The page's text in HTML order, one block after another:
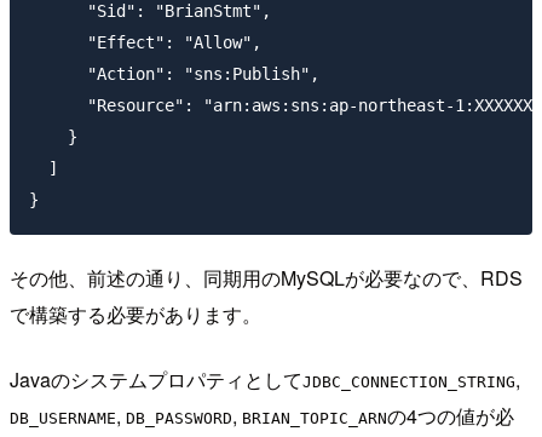
      "Sid": "BrianStmt",
      "Effect": "Allow",
      "Action": "sns:Publish",
"Resource": "arn:aws:sns:ap-northeast-
    }
  ]
その他、前述の通り、同期用のMySQLが必要なので、RDS
で構築する必要があります。
JavaのシステムプロパティとしてJDBC_CONNECTION_STRING,
DB_USERNAME, DB_PASSWORD, BRIAN_TOPIC_ARNの4つの値が必